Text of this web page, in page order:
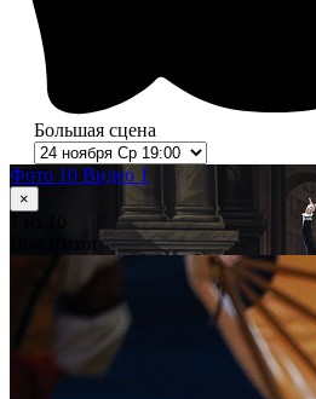
Большая сцена
Фото 10 Видео 1
×
Дон Кихот